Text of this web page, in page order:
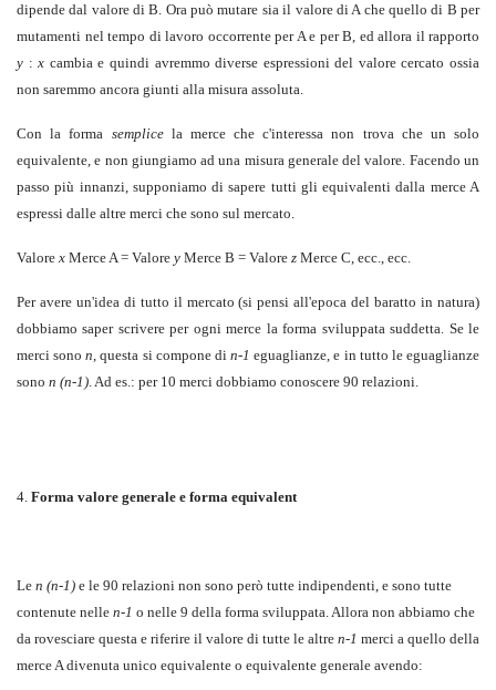
dipende dal valore di B. Ora può mutare sia il valore di A che quello di B per
mutamenti nel tempo di lavoro occorrente per A e per B, ed allora il rapporto
y :x cambia e quindi avremmo diverse espressioni del valore cercato ossia
non saremmo ancora giunti alla misura assoluta.
Con la forma semplicela merce che c'interessa non trova che un solo
equivalente, e non giungiamo ad una misura generale del valore. Facendo un
passo più innanzi, supponiamo di sapere tutti gli equivalenti dalla merce A
espressi dalle altre merci che sono sul mercato.
Valore x Merce A = Valore y Merce B = Valore z Merce C, ecc., ecc.
Per avere un'idea di tutto il mercato (si pensi all'epoca del baratto in natura)
dobbiamo saper scrivere per ogni merce la forma sviluppata suddetta. Se le
merci sonon, questa si compone din-1 eguaglianze, e in tutto le eguaglianze
sono n (n-1). Ad es.: per 10 merci dobbiamo conoscere 90 relazioni.
4. Forma valore generale e forma equivalent
Le n (n-1) e le 90 relazioni non sono però tutte indipendenti, e sono tutte
contenute nelle n-1 o nelle 9 della forma sviluppata. Allora non abbiamo che
da rovesciare questa e riferire il valore di tutte le altre n-1 merci a quello della
merce A divenuta unico equivalente o equivalente generale avendo: